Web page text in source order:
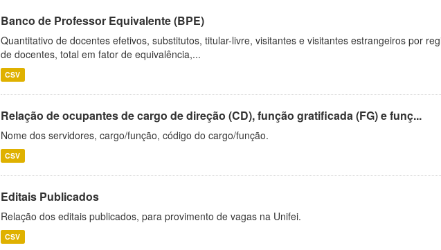
Banco de Professor Equivalente (BPE)
Quantitativo de docentes efetivos, substitutos, titular-livre, visitantes e visitantes estrangeiros por
de docentes, total em fator de equivalência,...
CSV
Relação de ocupantes de cargo de direção (CD), função gratificada (FG) e funç...
Nome dos servidores, cargo/função, código do cargo/função.
CSV
Editais Publicados
Relação dos editais publicados, para provimento de vagas na Unifei.
CSV